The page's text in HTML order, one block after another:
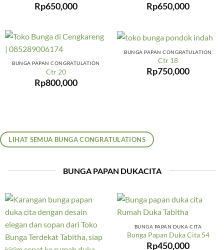
Rp650,000 Rp650,000
BUNGA PAPAN CONGRATULATION
Ctr 20
Rp800,000
BUNGA PAPAN CONGRATULATION
Ctr 18
Rp750,000
LIHAT SEMUA BUNGA CONGRATULATIONS
BUNGA PAPAN DUKACITA
BUNGA PAPAN DUKA CITA
Bunga Papan Duka Cita 54
Rp450,000